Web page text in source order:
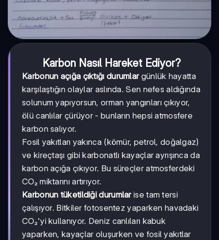
Karbon Nasıl Hareket Ediyor?
Karbonun açığa çıktığı durumlargünlük hayatta
karşılaştığın olaylar aslında. Sen nefes aldığında
solunum yapıyorsun, orman yangınları çıkıyor,
ölü canlılar çürüyor - bunların hepsi atmosfere
karbon salıyor.
Fosil yakıtları yakınca (kömür, petrol, doğalgaz)
ve kireçtaşı gibi karbonatlı kayaçlar ayrışınca da
karbon açığa çıkıyor. Bu süreçler atmosferdeki
CO₂ miktarını artırıyor.
Karbonun tüketildiği durumlarise tam tersi
çalışıyor. Bitkiler fotosentez yaparken havadaki
CO₂'yi kullanıyor. Deniz canlıları kabuk
yaparken, kayaçlar oluşurken ve fosil yakıtlar